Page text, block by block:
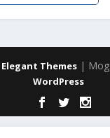
Elegant Themes|
WordPress